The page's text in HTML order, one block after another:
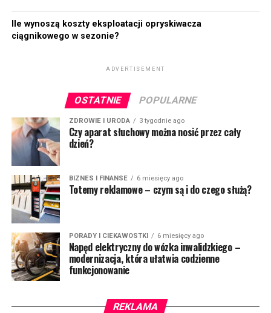
Ile wynoszą koszty eksploatacji opryskiwacza
ciągnikowego w sezonie?
ADVERTISEMENT
OSTATNIE POPULARNE
ZDROWIE I URODA 3 tygodnie ago
Czy aparat słuchowy można nosić przez cały
dzień?
BIZNES I FINANSE 6 miesięcy ago
Totemy reklamowe – czym są i do czego służą?
PORADY I CIEKAWOSTKI 6 miesięcy ago
Napęd elektryczny do wózka inwalidzkiego –
modernizacja, która ułatwia codzienne
funkcjonowanie
REKLAMA